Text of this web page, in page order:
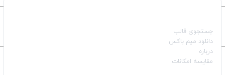
جستجوی قالب
دانلود میم باکس
درباره
مقایسه امکانات